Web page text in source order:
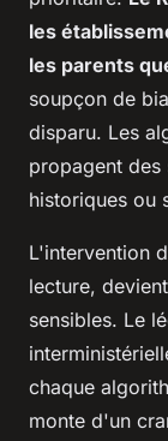
les
les parents
soupçon de
disparu. Les
propagent des
historiques ou
L'intervention
lecture,
sensibles. Le
chaque
monte d'un